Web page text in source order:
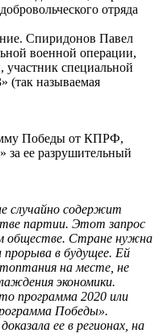
отряда
Спиридонов Павел
военной операции,
специальной
(так называемая
Победы от КПРФ,
за ее разрушительный
случайно содержит
партии. Этот запрос
обществе. Стране нужна
прорыва в будущее. Ей
на месте, не
экономики.
программа 2020 или
Победы».
ее в регионах, на